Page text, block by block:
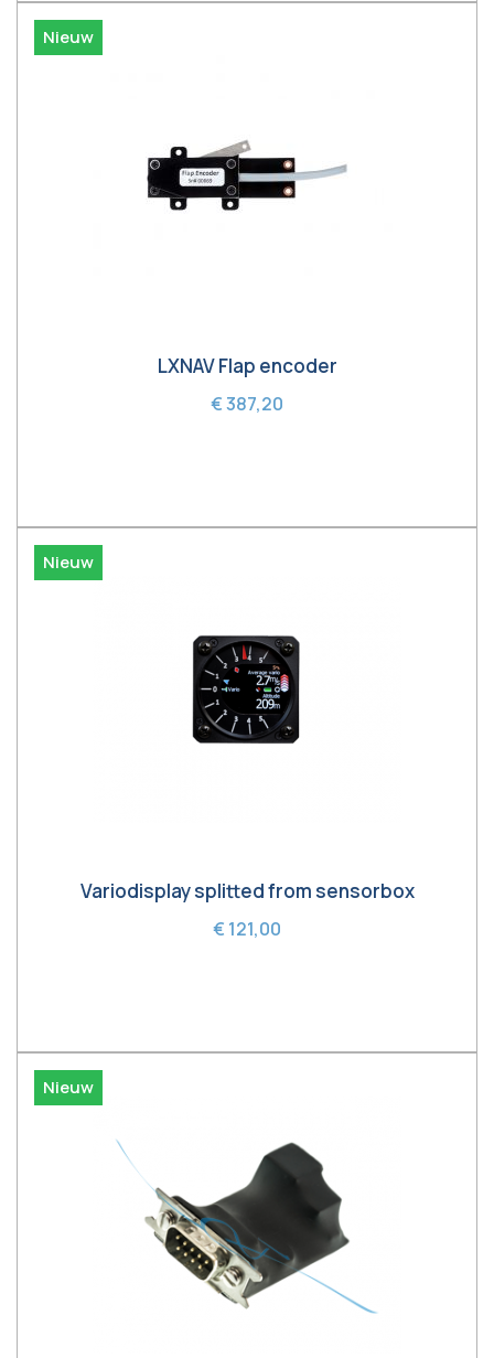
Nieuw
LXNAV Flap encoder
€ 387,20
Nieuw
Variodisplay splitted from sensorbox
€ 121,00
Nieuw